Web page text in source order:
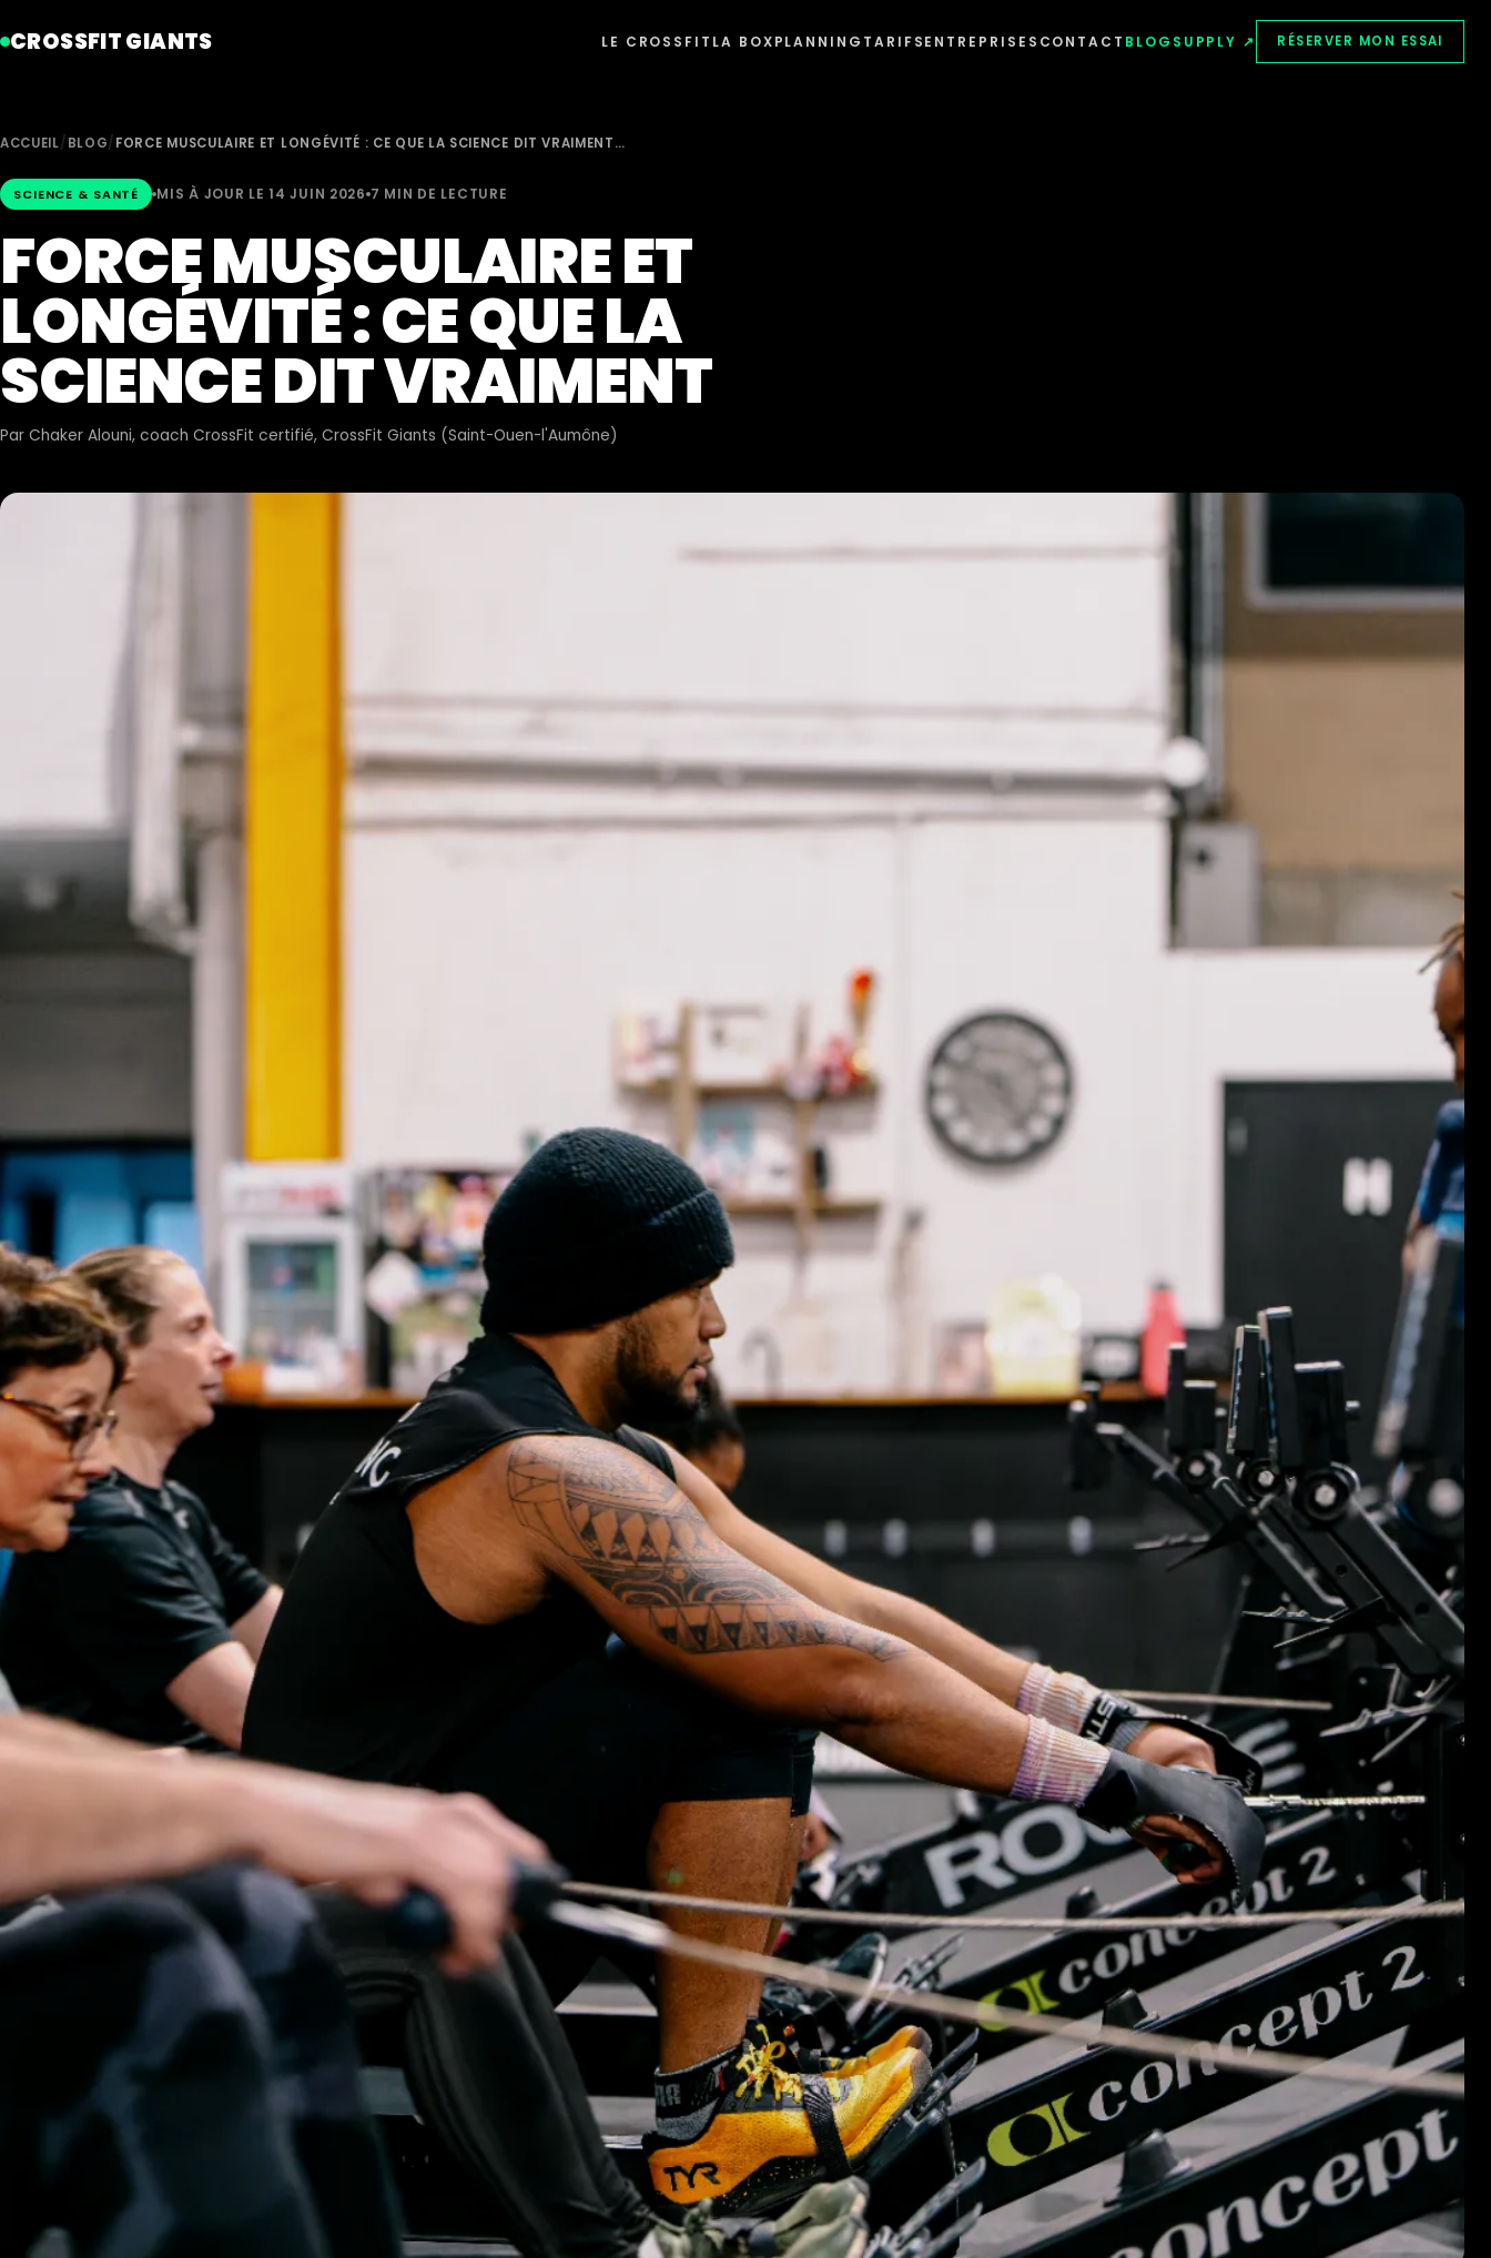
CROSSFIT GIANTS LE CROSSFIT LA BOXPLANNING TARIFSENTREPRISES CONTACT BLOG SUPPLY ↗ RÉSERVER MON ESSAI
ACCUEIL/ BLOG/ FORCE MUSCULAIRE ET LONGÉVITÉ : CE QUE LA SCIENCE DIT VRAIMENT…
SCIENCE & SANTÉ MIS À JOUR LE 14 JUIN 2026 7 MIN DE LECTURE
FORCE MUSCULAIRE ET
LONGÉVITÉ : CE QUE LA
SCIENCE DIT VRAIMENT
Par Chaker Alouni, coach CrossFit certifié, CrossFit Giants (Saint-Ouen-l'Aumône)